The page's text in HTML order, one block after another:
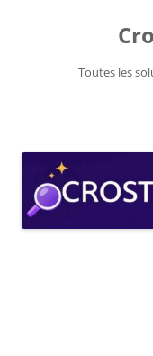
Toutes les